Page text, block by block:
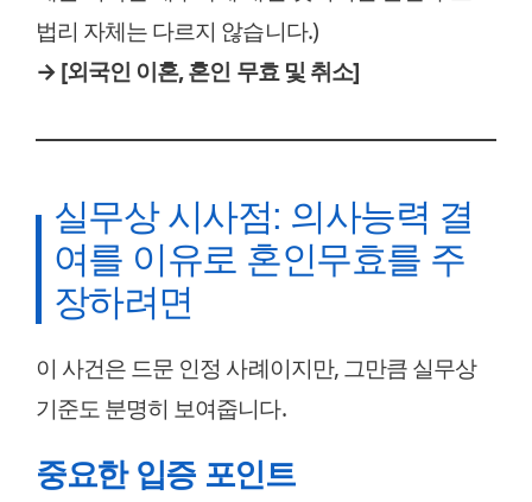
법리 자체는 다르지 않습니다.)
→ [외국인 이혼, 혼인 무효 및 취소]
실무상 시사점: 의사능력 결
여를 이유로 혼인무효를 주
장하려면
이 사건은 드문 인정 사례이지만, 그만큼 실무상
기준도 분명히 보여줍니다.
중요한 입증 포인트